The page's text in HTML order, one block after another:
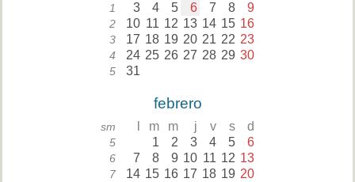
1 3 4 5 6 7 8 9
2 10 11 12 13 14 15 16
3 17 18 19 20 21 22 23
4 24 25 26 27 28 29 30
5 31
febrero
sm m m j v s d
5 1 2 3 4 5 6
6 7 8 9 10 11 12 13
7 14 15 16 17 18 19 20